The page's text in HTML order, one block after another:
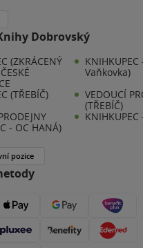
Dobrovský
(ZKRÁCENÝ
Vaňkovka)
(TŘEBÍČ)
VEDOUCÍ
(TŘEBÍČ)
- OC HANÁ)
KNIHKUPEC
pozice